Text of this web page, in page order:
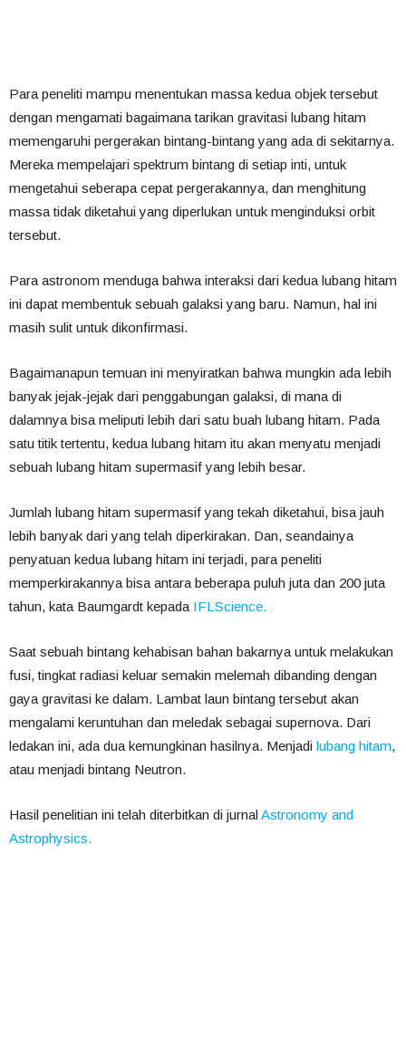
Para peneliti mampu menentukan massa kedua objek tersebut
dengan mengamati bagaimana tarikan gravitasi lubang hitam
memengaruhi pergerakan bintang-bintang yang ada di sekitarnya.
Mereka mempelajari spektrum bintang di setiap inti, untuk
mengetahui seberapa cepat pergerakannya, dan menghitung
massa tidak diketahui yang diperlukan untuk menginduksi orbit
tersebut.
Para astronom menduga bahwa interaksi dari kedua lubang hitam
ini dapat membentuk sebuah galaksi yang baru. Namun, hal ini
masih sulit untuk dikonfirmasi.
Bagaimanapun temuan ini menyiratkan bahwa mungkin ada lebih
banyak jejak-jejak dari penggabungan galaksi, di mana di
dalamnya bisa meliputi lebih dari satu buah lubang hitam. Pada
satu titik tertentu, kedua lubang hitam itu akan menyatu menjadi
sebuah lubang hitam supermasif yang lebih besar.
Jumlah lubang hitam supermasif yang tekah diketahui, bisa jauh
lebih banyak dari yang telah diperkirakan. Dan, seandainya
penyatuan kedua lubang hitam ini terjadi, para peneliti
memperkirakannya bisa antara beberapa puluh juta dan 200 juta
tahun, kata Baumgardt kepada IFLScience.
Saat sebuah bintang kehabisan bahan bakarnya untuk melakukan
fusi, tingkat radiasi keluar semakin melemah dibanding dengan
gaya gravitasi ke dalam. Lambat laun bintang tersebut akan
mengalami keruntuhan dan meledak sebagai supernova. Dari
ledakan ini, ada dua kemungkinan hasilnya. Menjadi lubang hitam,
atau menjadi bintang Neutron.
Hasil penelitian ini telah diterbitkan di jurnalAstronomy and
Astrophysics.